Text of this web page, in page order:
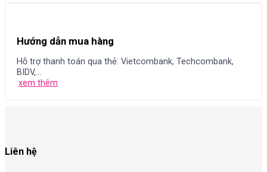
Hướng dẫn mua hàng
Hỗ trợ thanh toán qua thẻ: Vietcombank, Techcombank,
BIDV,...
xem thêm
Liên hệ